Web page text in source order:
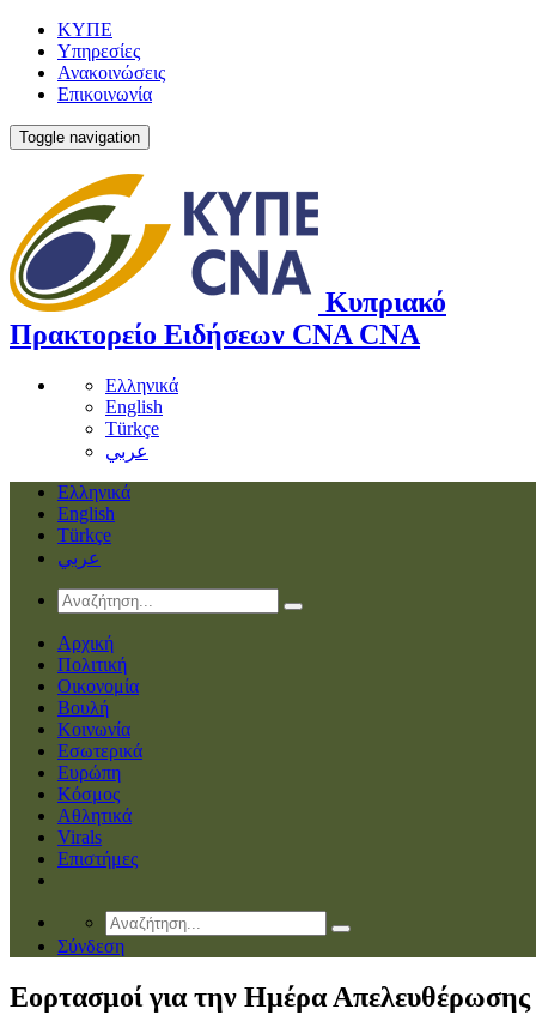
ΚΥΠΕ
Υπηρεσίες
Ανακοινώσεις
Επικοινωνία
Toggle navigation
Κυπριακό
Πρακτορείο Ειδήσεων CNA CNA
Ελληνικά
English
Türkçe
عربي
Ελληνικά
English
Türkçe
عربي
Αρχική
Πολιτική
Οικονομία
Βουλή
Κοινωνία
Εσωτερικά
Ευρώπη
Κόσμος
Αθλητικά
Virals
Επιστήμες
Σύνδεση
Εορτασμοί για την Ημέρα Απελευθέρωσης